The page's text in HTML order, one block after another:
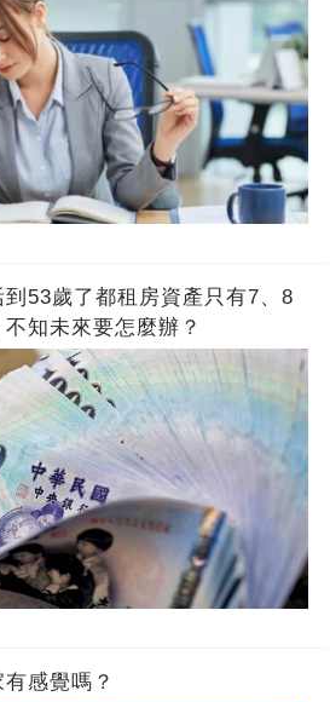
53歲了都租房資產只有7、8
知未來要怎麼辦？
感覺嗎？